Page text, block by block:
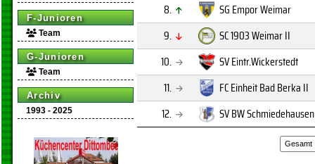
F-Junioren
Team
G-Junioren
Team
Archiv
1993 - 2025
8.
SG Empor Weimar
9.
SC 1903 Weimar II
10.
SV Eintr.Wickerstedt
11.
FC Einheit Bad Berka II
12.
SV BW Schmiedehausen
Gesamt